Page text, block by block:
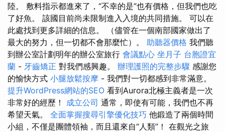
陸。 敷料指示都進來了，“不幸的是”也有價格，但我們也吃
了好魚。 該國目前尚未限制進入入境的共同措施。 可以在
此處找到更多詳細的信息。 （儘管在一個南部國家做出了
最大的努力，但一切都不會那麼忙）。 助聽器價格 我們聽
到辦公室計劃明年的辦公室旅行 會議點心 坐月子 台胞證宜
蘭 - 牙齒矯正 對我們感興趣。 辦理護照的完整步驟 感謝您
的愉快方式 小腿放鬆按摩 - 我們對一切都感到非常滿意。
提升WordPress網站的SEO 看到Aurora北極主義者是一次
非常好的經歷！ 成立公司 通常，即使有可能，我們也不再
希望天氣。 全面掌握搜尋引擎優化技巧 他鍛造了兩個時間
小組，不僅是團體領袖，而且還來自“人類”！ 在觀光之旅